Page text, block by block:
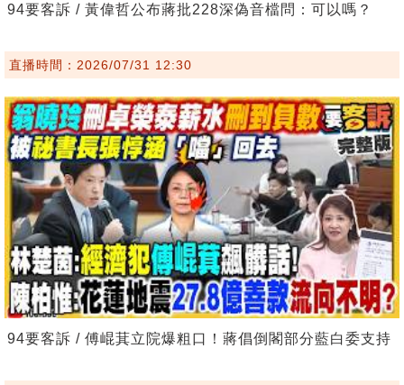
94要客訴 / 黃偉哲公布蔣批228深偽音檔問：可以嗎？
直播時間：2026/07/31 12:30
94要客訴 / 傅崐萁立院爆粗口！蔣倡倒閣部分藍白委支持